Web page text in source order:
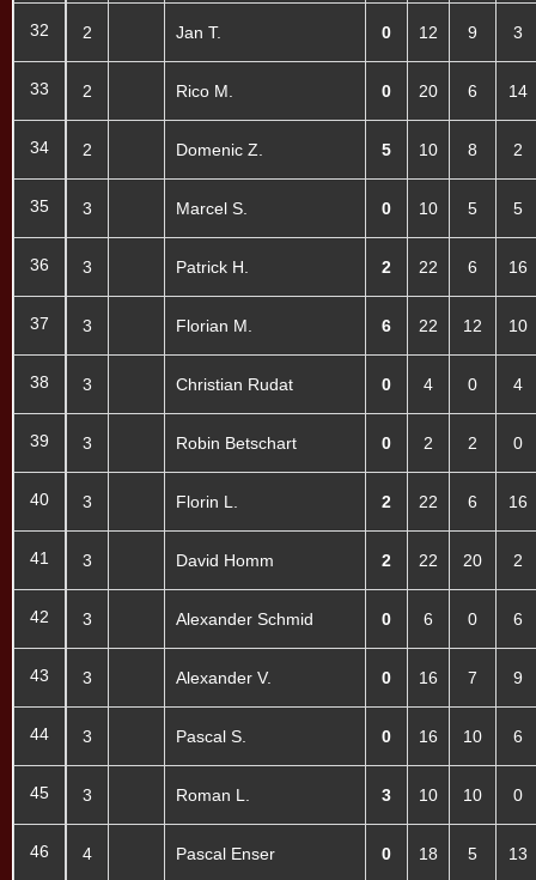
32
33
34
35
36
37
38
39
40
41
42
43
44
45
46
2 Jan T. 0 12 9 3
2 Rico M. 0 20 6 14
2 Domenic Z. 5 10 8 2
3 Marcel S. 0 10 5 5
3 Patrick H. 2 22 6 16
3 Florian M. 6 22 12 10
3 Christian Rudat 0 4 0 4
3 Robin Betschart 0 2 2 0
3 Florin L. 2 22 6 16
3 David Homm 2 22 20 2
3 Alexander Schmid 0 6 0 6
3 Alexander V. 0 16 7 9
3 Pascal S. 0 16 10 6
3 Roman L. 3 10 10 0
4 Pascal Enser 0 18 5 13